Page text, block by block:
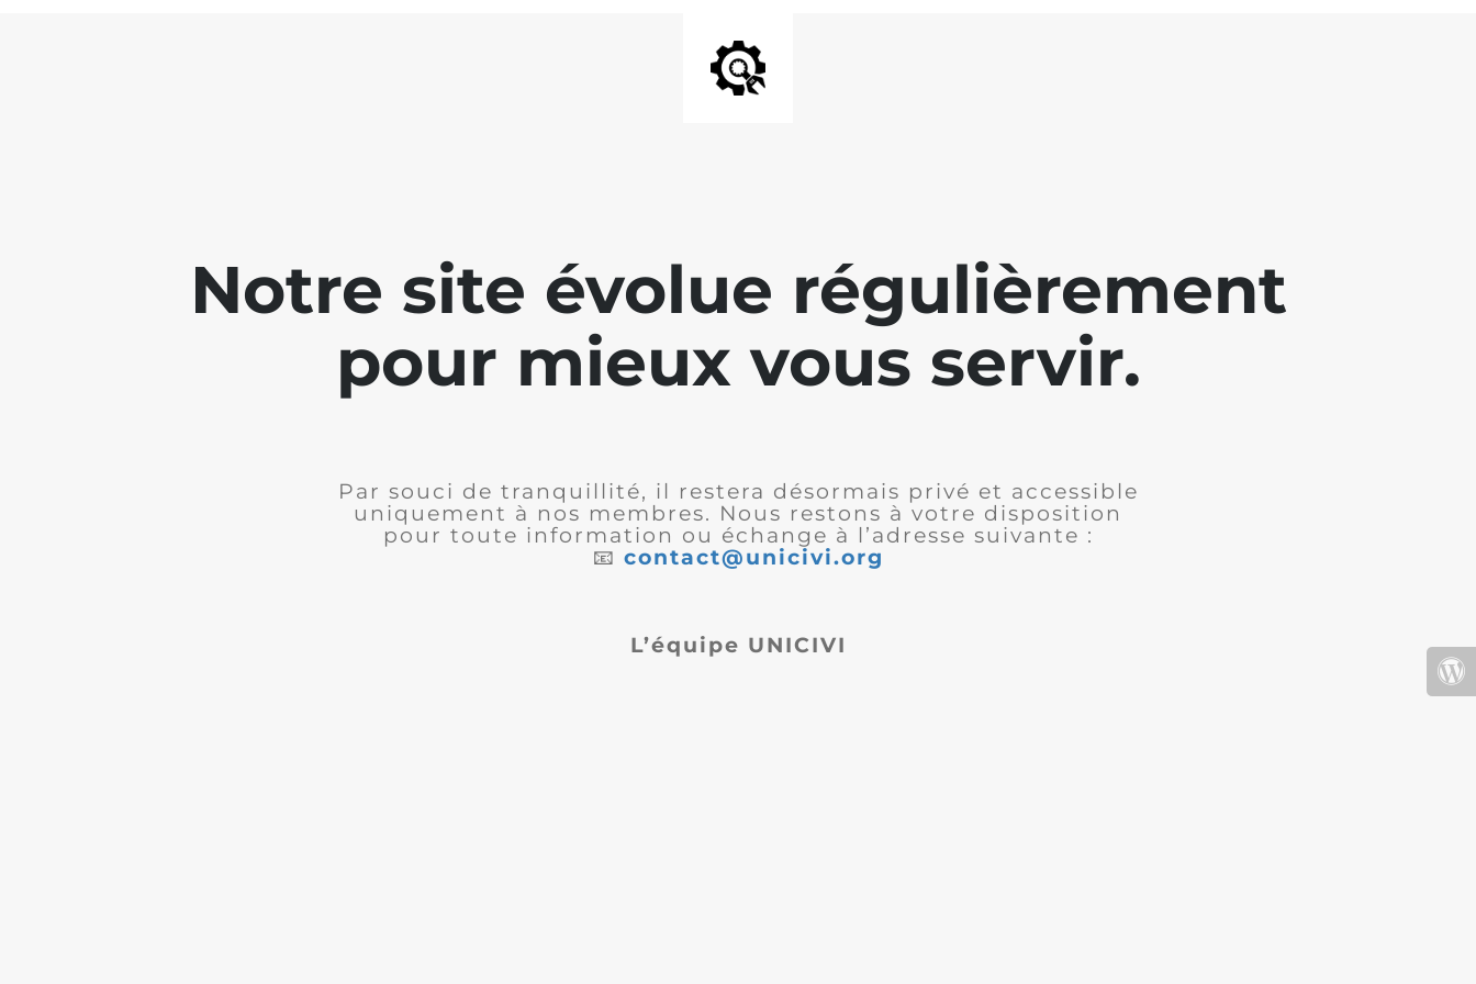
Notre site évolue régulièrement
pour mieux vous servir.
Par souci de tranquillité, il restera désormais privé et accessible
uniquement à nos membres. Nous restons à votre disposition
pour toute information ou échange à l’adresse suivante :
📧 contact@unicivi.org
L’équipe UNICIVI